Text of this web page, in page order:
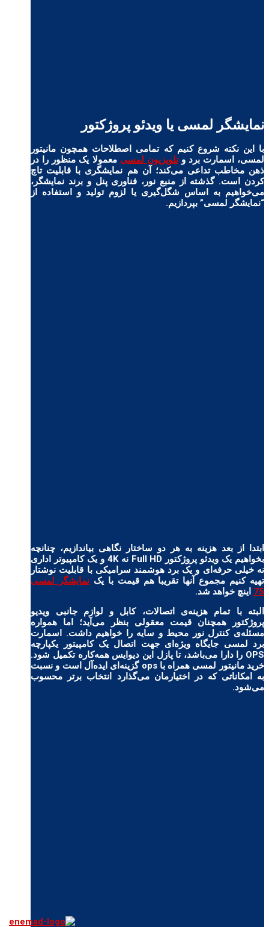
نمایشگر لمسی یا ویدئو پروژکتور
با این نکته شروع کنیم که تمامی اصطلاحات همچون مانیتور
لمسی، اسمارت برد وتلویزیون لمسی معمولا یک منظور را در
ذهن مخاطب تداعی می‌کند؛ آن هم نمایشگری با قابلیت تاچ
کردن است. گذشته از منبع نور، فناوری پنل و برند نمایشگر،
می‌خواهیم به اساس شگل‌گیری یا لزوم تولید و استفاده‌ از
“نمایشگر لمسی” بپردازیم.
ابتدا از بعد هزینه به هر دو ساختار نگاهی بیاندازیم، چنانچه
بخواهیم یک ویدئو پروژکتور Full HD نه 4K و یک کامپیوتر اداری
نه خیلی حرفه‌ای و یک برد هوشمند سرامیکی با قابلیت نوشتار
تهیه کنیم مجموع آنها تقریبا هم قیمت با یک نمایشگر لمسی
75 اینچ خواهد شد.
البته با تمام هزینه‌ی اتصالات، کابل و لوازم جانبی ویدیو
پروژکتور همچنان قیمت معقولی بنظر می‌آید؛ اما همواره
مسئله‌ی کنترل نور محیط و سایه را خواهیم داشت. اسمارت
برد لمسی جایگاه ویژه‌ای جهت اتصال یک کامپیتور یکپارچه
OPS را دارا می‌باشد، تا پازل این دیوایس همه‌کاره تکمیل شود.
خرید مانیتور لمسی همراه با ops گزینه‌ای ایده‌آل است و نسبت
به امکاناتی که در اختیارمان می‌گذارد انتخاب برتر محسوب
می‌شود.